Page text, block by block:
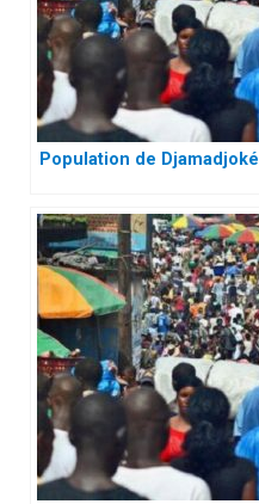
Population de Djamadjoké